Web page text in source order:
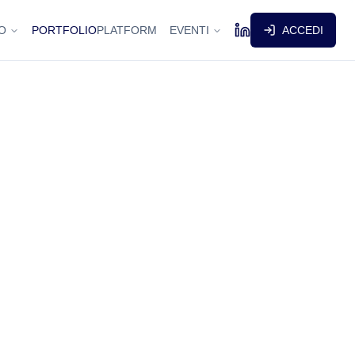
PORTFOLIOPLATFORM EVENTI ACCEDI